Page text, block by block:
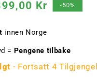
Kr -50%
innen Norge
= Pengene tilbake
- Fortsatt 4